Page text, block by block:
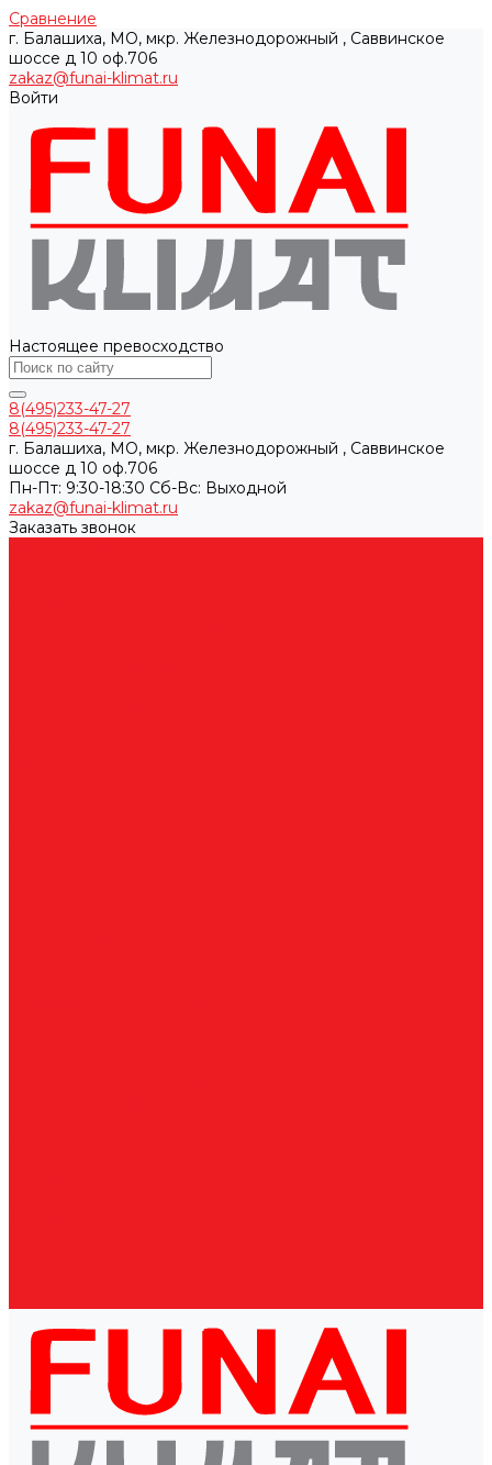
Сравнение
г. Балашиха, МО, мкр. Железнодорожный , Саввинское
шоссе д 10 оф.706
zakaz@funai-klimat.ru
Войти
Настоящее превосходство
8(495)233-47-27
8(495)233-47-27
г. Балашиха, МО, мкр. Железнодорожный , Саввинское
шоссе д 10 оф.706
Пн-Пт: 9:30-18:30 Cб-Вс: Выходной
zakaz@funai-klimat.ru
Заказать звонок